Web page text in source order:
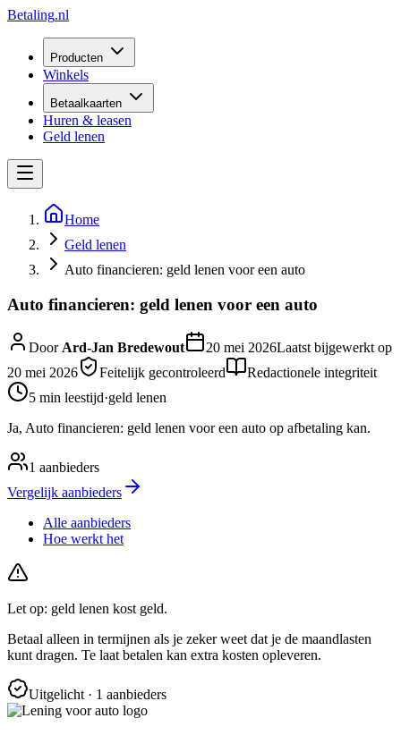
Betaling.nl
Producten
Winkels
Betaalkaarten
Huren & leasen
Geld lenen
Home
Geld lenen
Auto financieren: geld lenen voor een auto
Auto financieren: geld lenen voor een auto
DoorArd-Jan Bredewout 20 mei 2026Laatst bijgewerkt op
20 mei 2026
Feitelijk gecontroleerd
Redactionele integriteit
5 min leestijd·geld lenen
Ja, Auto financieren: geld lenen voor een auto op afbetaling kan.
1 aanbieders
Vergelijk aanbieders
Alle aanbieders
Hoe werkt het
Let op: geld lenen kost geld.
Betaal alleen in termijnen als je zeker weet dat je de maandlasten
kunt dragen. Te laat betalen kan extra kosten opleveren.
Uitgelicht· 1 aanbieders